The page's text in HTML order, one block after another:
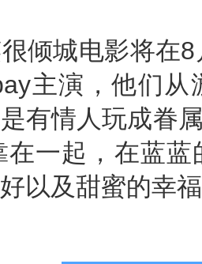
城电影将在8
主演，他们
有情人玩成眷
在一起，在蓝
以及甜蜜的幸